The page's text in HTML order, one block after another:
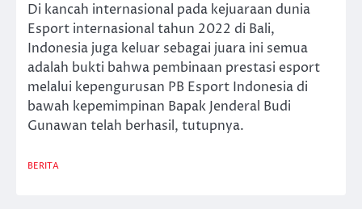
Di kancah internasional pada kejuaraan dunia
Esport internasional tahun 2022 di Bali,
Indonesia juga keluar sebagai juara ini semua
adalah bukti bahwa pembinaan prestasi esport
melalui kepengurusan PB Esport Indonesia di
bawah kepemimpinan Bapak Jenderal Budi
Gunawan telah berhasil, tutupnya.
BERITA